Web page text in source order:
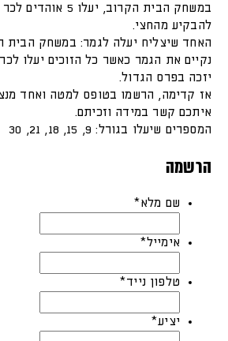
במשחק הבית הקרוב,
להבקיע מהחצי.
האחד שיצליח יעלה לגמר: במשחק הבית
נקיים את הגמר כאשר כל הזוכים יעלו
יזכה בפרס הגדול.
אז קדימה, הרשמו בטופס למטה ואחד
איתכם קשר במידה וזכיתם.
המספרים שיעלו בגורל: 9, 15, 18, 21, 30
הרשמה
שם מלא*
אימייל*
טלפון נייד*
יציע*